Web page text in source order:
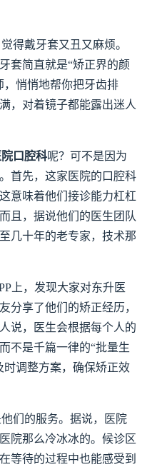
得戴牙套又丑又麻烦。
套简直就是“矫正界的颜
，悄悄地帮你把牙齿排
，对着镜子都能露出迷人
口腔科呢？可不是因为
首先，这家医院的口腔科
意味着他们接诊能力杠杠
且，据说他们的医生团队
几十年的老专家，技术那
上，发现大家对东升医
分享了他们的矫正经历，
说，医生会根据每个人的
不是千篇一律的“批量生
时调整方案，确保矫正效
们的服务。据说，医院
院那么冷冰冰的。候诊区
等待的过程中也能感受到